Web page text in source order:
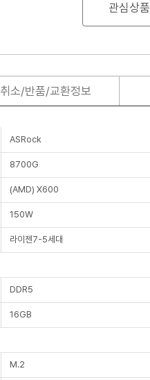
관심상품
취소/반품/교환정보
ASRock
8700G
(AMD) X600
150W
라이젠7-5세대
DDR5
16GB
M.2